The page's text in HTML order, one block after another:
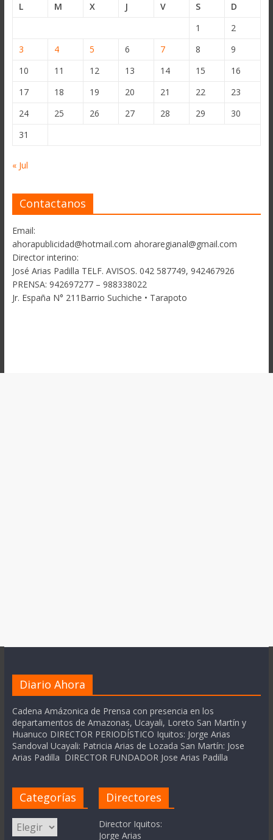
L
M X J V S
D
1
2
3
4 5 6 7 8
9
10
11 12 13 14 15
16
17
18 19 20 21 22
23
24
25 26 27 28 29
30
31
« Jul
Contactanos
Email:
ahorapublicidad@hotmail.com ahoraregianal@gmail.com
Director interino:
José Arias Padilla TELF. AVISOS. 042 587749, 942467926
PRENSA: 942697277 – 988338022
Jr. España N° 211Barrio Suchiche • Tarapoto
Diario Ahora
Cadena Amázonica de Prensa con presencia en los
departamentos de Amazonas, Ucayali, Loreto San Martín y
Huanuco DIRECTOR PERIODÍSTICO Iquitos: Jorge Arias
Sandoval Ucayali: Patricia Arias de Lozada San Martín: Jose
Arias Padilla DIRECTOR FUNDADOR Jose Arias Padilla
Categorías
Categorías
Directores
Director Iquitos:
Jorge Arias